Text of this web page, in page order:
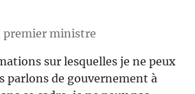
premier ministre
sur lesquelles je ne peux
parlons de gouvernement à